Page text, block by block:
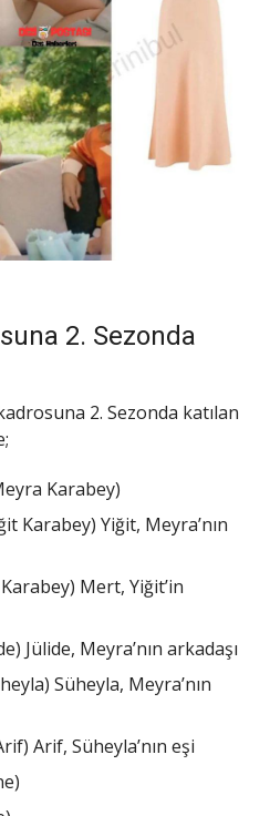
2. Sezonda
2. Sezonda katılan
Karabey)
Karabey) Yiğit, Meyra’nın
Mert, Yiğit’in
Jülide, Meyra’nın arkadaşı
Süheyla, Meyra’nın
Arif, Süheyla’nın eşi